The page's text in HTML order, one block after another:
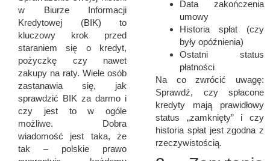
w Biurze Informacji
Kredytowej (BIK) to
kluczowy krok przed
staraniem się o kredyt,
pożyczkę czy nawet
zakupy na raty. Wiele osób
zastanawia się, jak
sprawdzić BIK za darmo i
czy jest to w ogóle
możliwe. Dobra
wiadomość jest taka, że
tak – polskie prawo
Data zakończenia
umowy
Historia spłat (czy
były opóźnienia)
Ostatni status
płatności
Na co zwrócić uwagę:
Sprawdź, czy spłacone
kredyty mają prawidłowy
status „zamknięty” i czy
historia spłat jest zgodna z
rzeczywistością.